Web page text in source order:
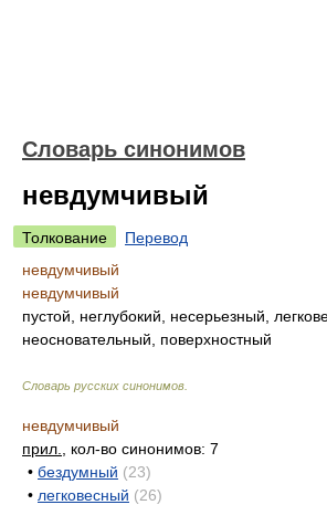
Словарь синонимов
невдумчивый
Толкование
Перевод
невдумчивый
невдумчивый
пустой, неглубокий, несерьезный,
неосновательный, поверхностный
Словарь русских синонимов
невдумчивый
прил.
, кол-во синонимов: 7
• бездумный (23)
• легковесный (26)